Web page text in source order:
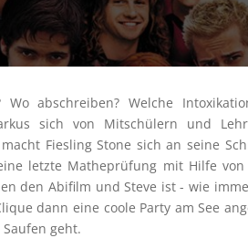
abschreiben? Welche
sich von Mitschülern und
Fiesling Stone sich an seine
letzte Matheprüfung mit Hilfe
den Abifilm und Steve ist - wie
dann eine coole Party am See
geht.